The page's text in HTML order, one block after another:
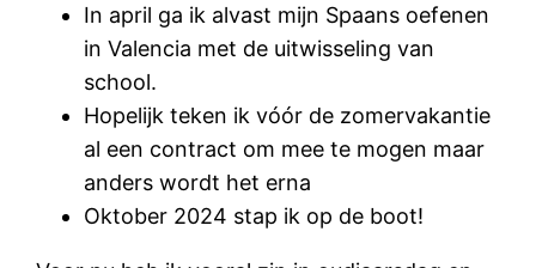
In april ga ik alvast mijn Spaans oefenen
in Valencia met de uitwisseling van
school.
Hopelijk teken ik vóór de zomervakantie
al een contract om mee te mogen maar
anders wordt het erna
Oktober 2024 stap ik op de boot!